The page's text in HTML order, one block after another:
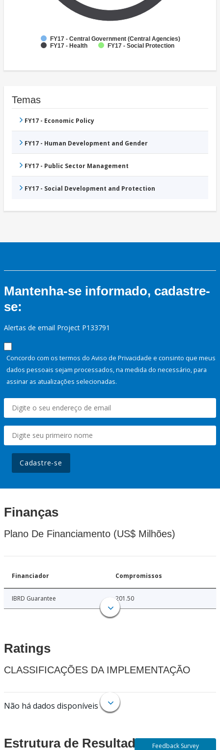
FY17 - Central Government (Central Agencies)
FY17 - Health
FY17 - Social Protection
Temas
FY17 - Economic Policy
FY17 - Human Development and Gender
FY17 - Public Sector Management
FY17 - Social Development and Protection
Mantenha-se informado, cadastre-
se:
Alertas de email Project P133791
Concordo com os termos do Aviso de Privacidade e consinto que meus
dados pessoais sejam processados, na medida do necessário, para
assinar as atualizações selecionadas.
Cadastre-se
Finanças
Plano De Financiamento (US$ Milhões)
Financiador Compromissos
IBRD Guarantee 201.50
Ratings
CLASSIFICAÇÕES DA IMPLEMENTAÇÃO
Não há dados disponíveis
Estrutura de Resultados Feedback Survey